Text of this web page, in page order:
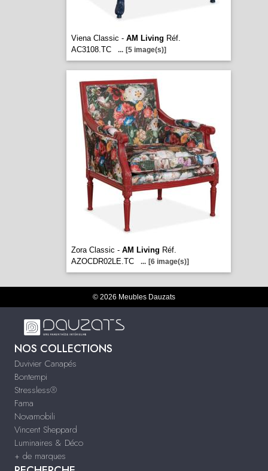
Viena Classic - AM Living Réf.
AC3108.TC
... [5 image(s)]
Zora Classic - AM Living Réf.
AZOCDR02LE.TC
... [6 image(s)]
© 2026 Meubles Dauzats
NOS COLLECTIONS
Duvivier Canapés
Bontempi
Stressless®
Fama
Novamobili
Vincent Sheppard
Luminaires & Déco
+ de marques